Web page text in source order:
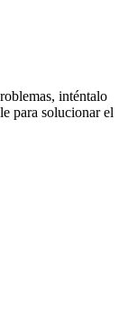
inténtalo
para solucionar el